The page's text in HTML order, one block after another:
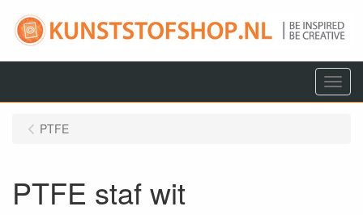
Menu
PTFE
PTFE staf wit